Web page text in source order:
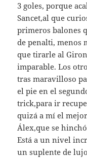
3 goles, porque
Sancet,al que
primeros balones
de penalti, menos
que tirarle al
imparable. Los
tras maravilloso
el pie en el
trick,para ir
quizá a mí el
Álex,que se
Está a un nivel
un suplente de